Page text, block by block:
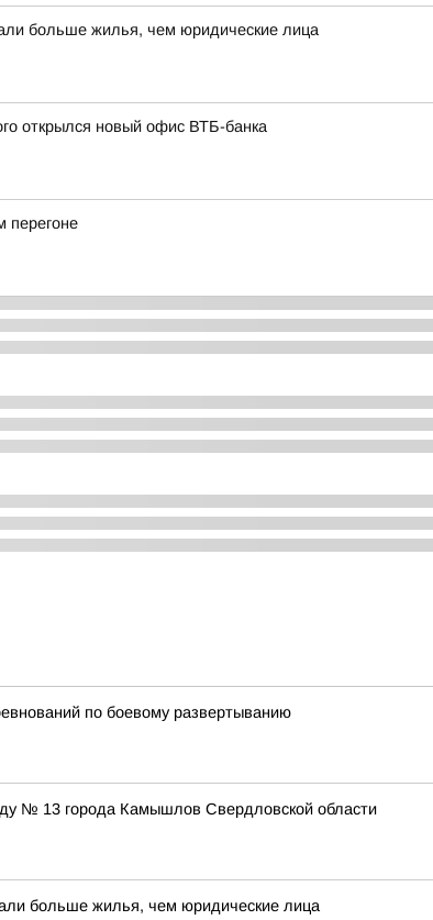
больше жилья, чем юридические лица
открылся новый офис ВТБ-банка
перегоне
по боевому развертыванию
№ 13 города Камышлов Свердловской области
больше жилья, чем юридические лица